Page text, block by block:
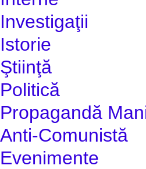
Investigaţii
Istorie
Ştiinţă
Politică
Propagandă
Anti-Comunistă
Evenimente